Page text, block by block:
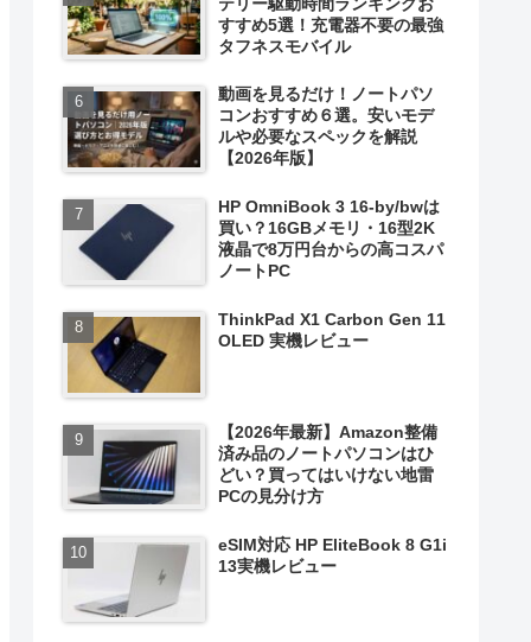
すすめ5選！充電器不要の最強
タフネスモバイル
動画を見るだけ！ノートパソ
コンおすすめ６選。安いモデ
ルや必要なスペックを解説
【2026年版】
HP OmniBook 3 16-by/bwは
買い？16GBメモリ・16型2K
液晶で8万円台からの高コスパ
ノートPC
ThinkPad X1 Carbon Gen 11
OLED 実機レビュー
【2026年最新】Amazon整備
済み品のノートパソコンはひ
どい？買ってはいけない地雷
PCの見分け方
eSIM対応 HP EliteBook 8 G1i
13実機レビュー